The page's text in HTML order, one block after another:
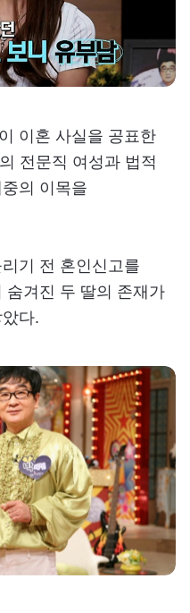
이혼 사실을 공표한
전문직 여성과 법적
의 이목을
기 전 혼인신고를
숨겨진 두 딸의 존재가
다.